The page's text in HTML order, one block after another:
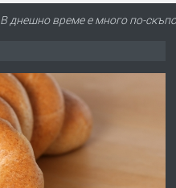
В днешно време е много по-